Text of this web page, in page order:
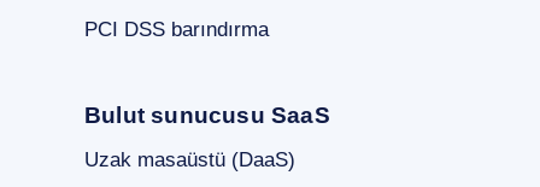
PCI DSS barındırma
Bulut sunucusu SaaS
Uzak masaüstü (DaaS)